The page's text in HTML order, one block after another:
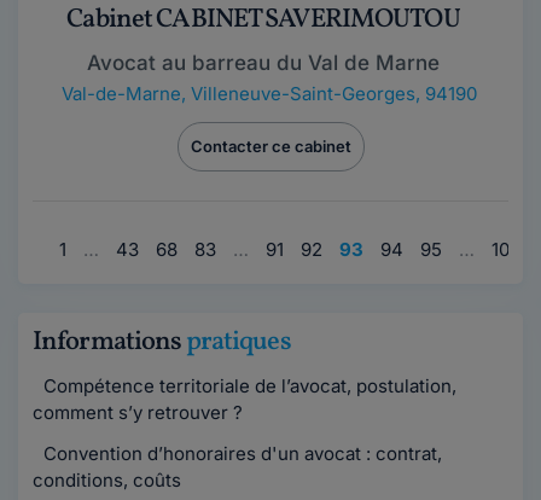
Cabinet CABINET SAVERIMOUTOU
Avocat au barreau du Val de Marne
Val-de-Marne, Villeneuve-Saint-Georges, 94190
Contacter ce cabinet
1 … 43 68 83 … 91 92 93 94 95 … 103
Informationspratiques
Compétence territoriale de l’avocat, postulation,
comment s’y retrouver ?
Convention d’honoraires d'un avocat : contrat,
conditions, coûts